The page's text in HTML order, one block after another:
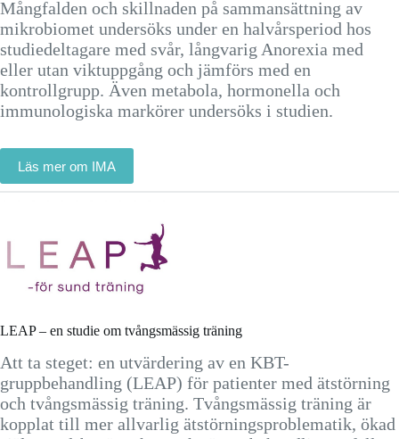
Mångfalden och skillnaden på sammansättning av
mikrobiomet undersöks under en halvårsperiod hos
studiedeltagare med svår, långvarig Anorexia med
eller utan viktuppgång och jämförs med en
kontrollgrupp. Även metabola, hormonella och
immunologiska markörer undersöks i studien.
Läs mer om IMA
LEAP – en studie om tvångsmässig träning
Att ta steget: en utvärdering av en KBT-
gruppbehandling (LEAP) för patienter med ätstörning
och tvångsmässig träning. Tvångsmässig träning är
kopplat till mer allvarlig ätstörningsproblematik, ökad